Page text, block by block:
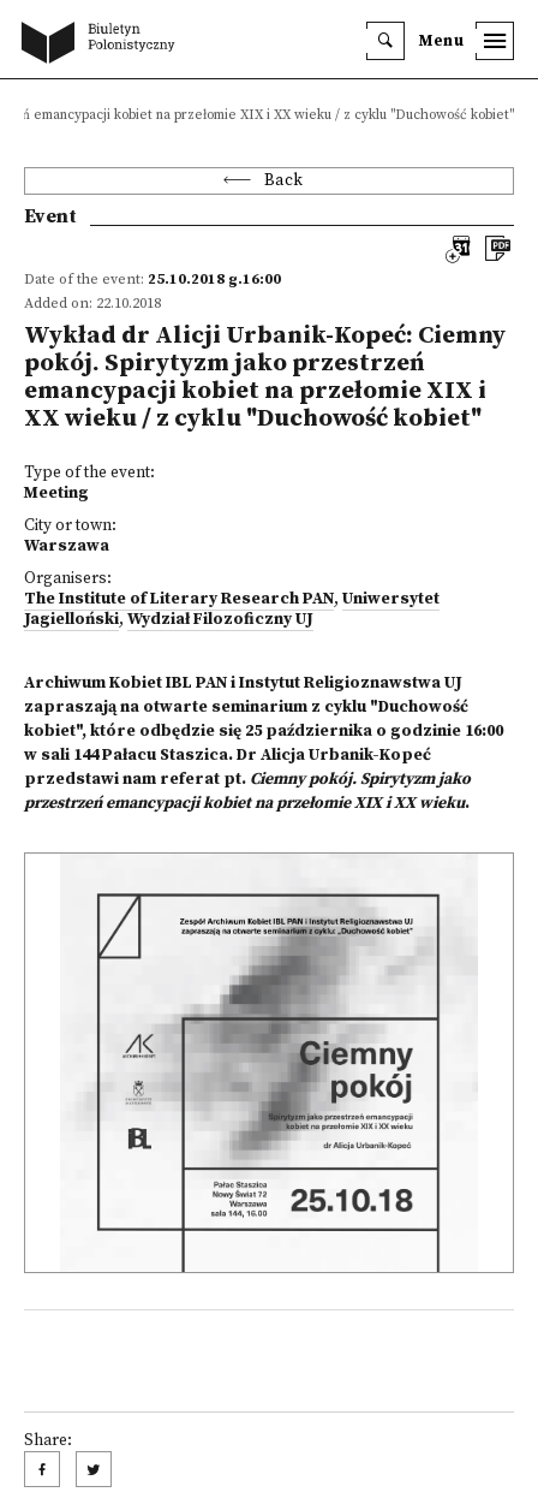
Menu
emancypacji kobiet na przełomie XIX i XX wieku / z cyklu "Duchowość kobiet"
Back
Event
Date of the event: 25.10.2018 g.16:00
Added on: 22.10.2018
Wykład dr Alicji Urbanik-Kopeć: Ciemny
pokój. Spirytyzm jako przestrzeń
emancypacji kobiet na przełomie XIX i
XX wieku / z cyklu "Duchowość kobiet"
Type of the event:
Meeting
City or town:
Warszawa
Organisers:
The Institute of Literary Research PAN, Uniwersytet
Jagielloński, Wydział Filozoficzny UJ
Archiwum Kobiet IBL PAN i Instytut Religioznawstwa UJ
zapraszają na otwarte seminarium z cyklu "Duchowość
kobiet", które odbędzie się 25 października o godzinie 16:00
w sali 144 Pałacu Staszica. Dr Alicja Urbanik-Kopeć
przedstawi nam referat pt. Ciemny pokój. Spirytyzm jako
przestrzeń emancypacji kobiet na przełomie XIX i XX wieku.
Share: